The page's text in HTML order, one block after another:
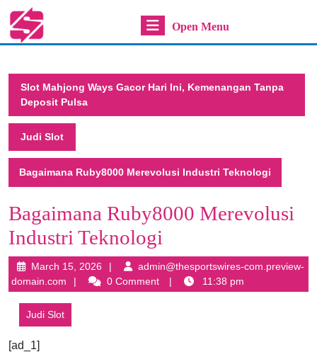
Skip
content
Open MenuOpen
Slot Mahjong Ways Gacor Hari Ini, Kemenangan Tanpa
Deposit Pulsa
Judi Slot
Bagaimana Ruby8000 Merevolusi Industri Teknologi
Bagaimana Ruby8000 Merevolusi
Industri Teknologi
March 15, 2026 March
15,
2026
admin@thesportswires-com.preview-
domain.com admin@thesportswires-
com.preview-
0 Comment 11:38 pm
Judi Slot
[ad_1]